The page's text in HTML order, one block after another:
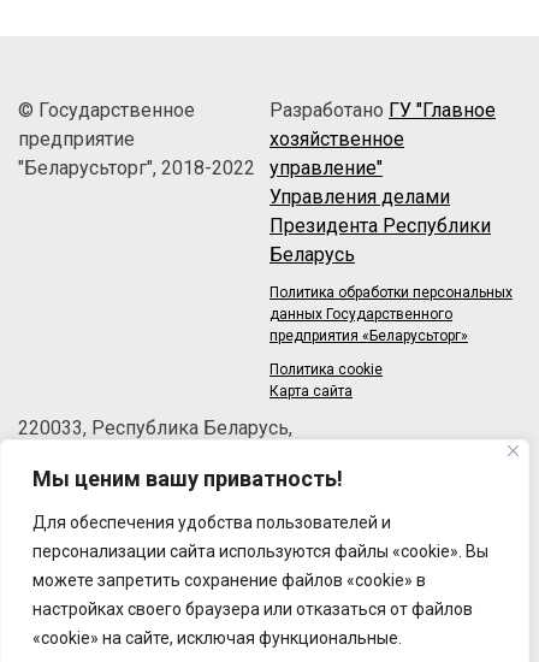
Мы ценим вашу приватность!
Для обеспечения удобства пользователей и
персонализации сайта используются файлы «cookie». Вы
можете запретить сохранение файлов «cookie» в
настройках своего браузера или отказаться от файлов
«cookie» на сайте, исключая функциональные.
© Государственное
предприятие
"Беларусьторг", 2018-2022
Разработано ГУ "Главное
хозяйственное
управление"
Управления делами
Президента Республики
Беларусь
Политика обработки персональных
данных Государственного
предприятия «Беларусьторг»
Политика cookie
Карта сайта
220033, Республика Беларусь,
Телефон: +375 (17) 215-63-33
Факс: +375 (17) 270-30-50
Email:brt@brt.by